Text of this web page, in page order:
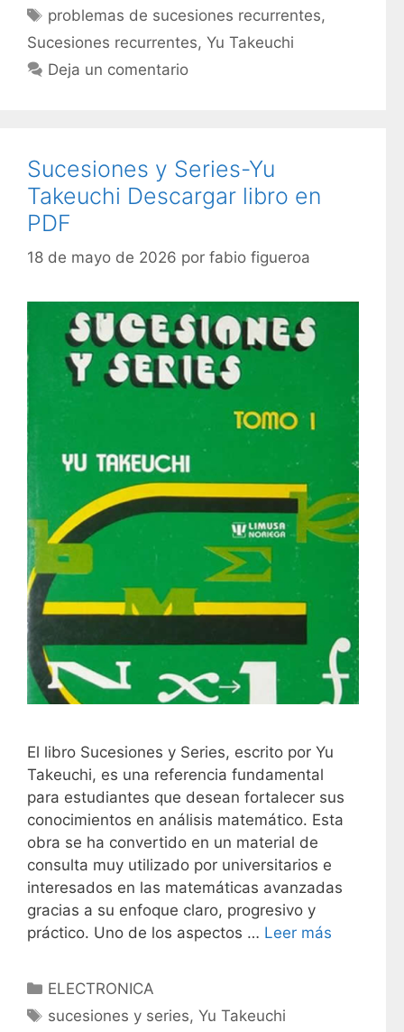
t
e
g
a
s
E
q
a
s
problemas de sucesiones recurrentes,
Sucesiones recurrentes, Yu Takeuchi
Deja un comentario
Sucesiones y Series-Yu
Takeuchi Descargar libro en
PDF
18 de mayo de 2026 por fabio figueroa
El libro Sucesiones y Series, escrito por Yu
Takeuchi, es una referencia fundamental
para estudiantes que desean fortalecer sus
conocimientos en análisis matemático. Esta
obra se ha convertido en un material de
consulta muy utilizado por universitarios e
interesados en las matemáticas avanzadas
gracias a su enfoque claro, progresivo y
práctico. Uno de los aspectos … Leer más
C
ELECTRONICA
E
sucesiones y series,Yu Takeuchi